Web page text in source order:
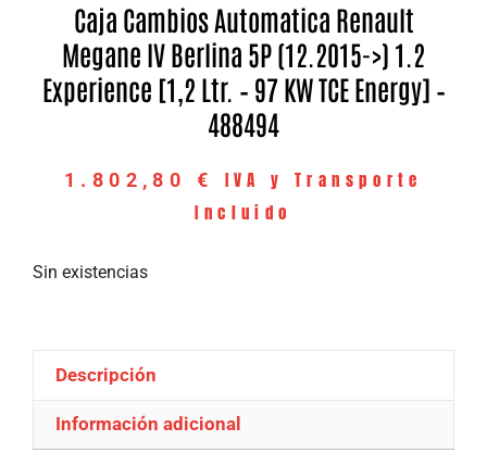
Caja Cambios Automatica Renault
Megane IV Berlina 5P (12.2015->) 1.2
Experience [1,2 Ltr. – 97 KW TCE Energy] –
488494
1.802,80 €
IVA y Transporte
Incluido
Sin existencias
Descripción
Información adicional